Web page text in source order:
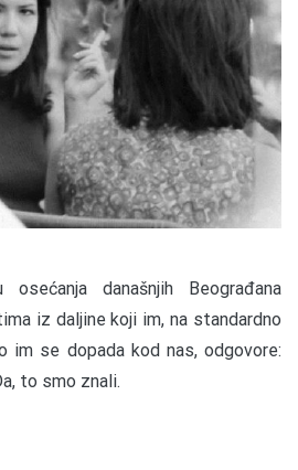
današnjih Beograđana
iz daljine koji im, na standardno
im se dopada kod nas, odgovore:
to smo znali.